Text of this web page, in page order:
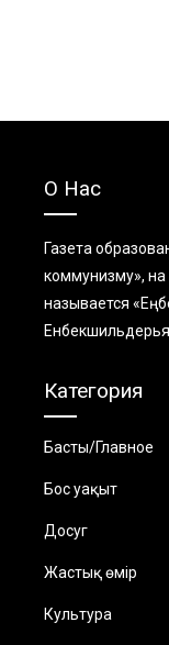
О Нас
Газета
коммунизму»,
называется
Категория
Басты/Главное
Бос уақыт
Досуг
Жастық өмір
Культура